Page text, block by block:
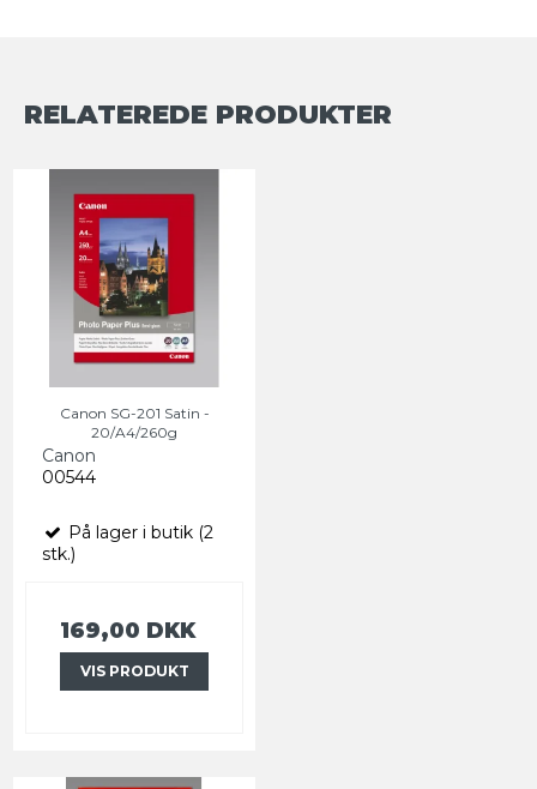
RELATEREDE PRODUKTER
Canon SG-201 Satin -
20/A4/260g
Canon
00544
På lager i butik (2
stk.)
169,00 DKK
VIS PRODUKT